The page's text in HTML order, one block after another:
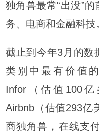
独角兽最常“出没”
务、电商和金融科技
截止到今年3月的数
类别中最有价值
Infor（估值100
Airbnb（估值293亿
商独角兽，在线支